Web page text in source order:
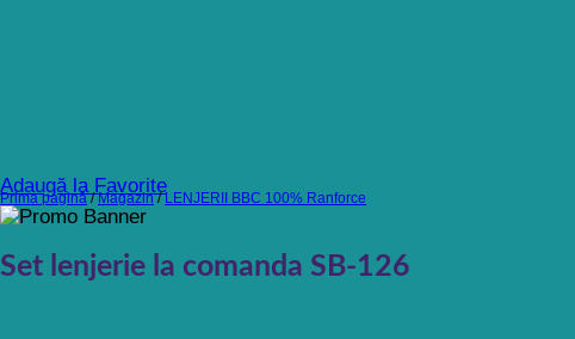
Adaugă la Favorite
Prima pagină / Magazin / LENJERII BBC 100% Ranforce
Set lenjerie la comanda SB-126